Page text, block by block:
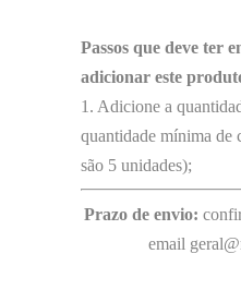
Passos que deve ter
adicionar este
1. Adicione a
quantidade mínima de
são 5 unidades);
Prazo de envio:
email